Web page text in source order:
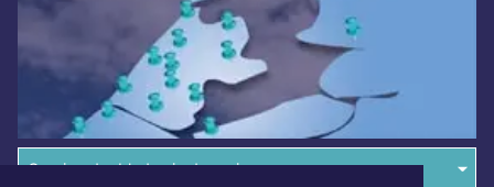
Overige dagbladen in de regio